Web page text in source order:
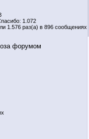
1.072
1.576 раз(а) в 896 сообщениях